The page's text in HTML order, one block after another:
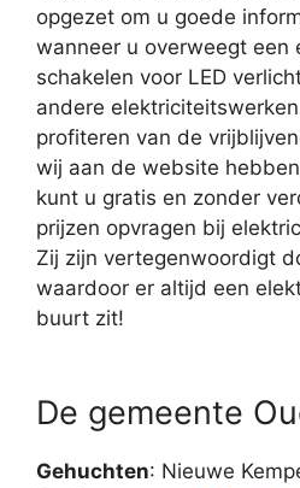
opgezet om u goede
wanneer u overweegt een
schakelen voor LED
andere
profiteren van de
wij aan de website
kunt u gratis en zonder
prijzen opvragen bij
Zij zijn vertegenwoordigt
waardoor er altijd een
buurt zit!
De gemeente
Gehuchten: Nieuwe